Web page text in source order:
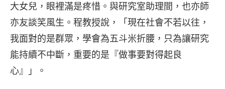
大女兒，眼裡滿是疼惜。與研究室助理間，也亦師
亦友談笑風生。程教授說，「現在社會不若以往，
我面對的是群眾，學會為五斗米折腰，只為讓研究
能持續不中斷，重要的是『做事要對得起良
心』」。